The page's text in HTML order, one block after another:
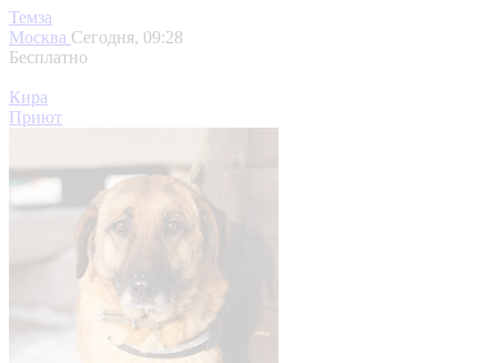
Темза
Москва Сегодня, 09:28
Бесплатно
Кира
Приют